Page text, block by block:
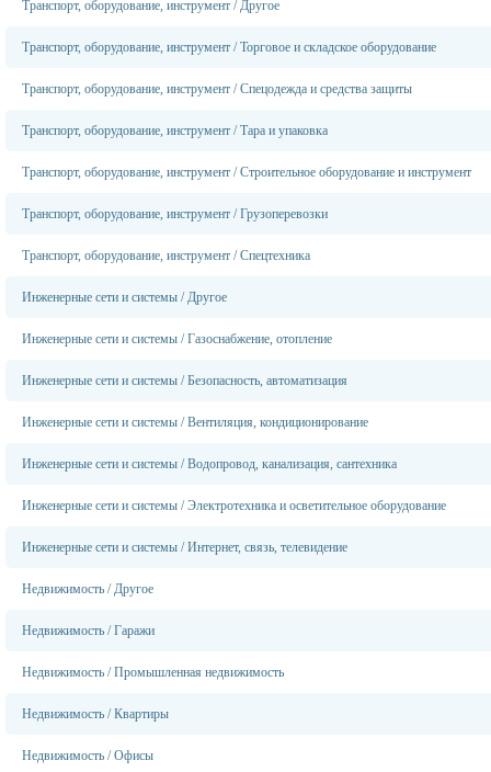
Транспорт, оборудование, инструмент /Другое
Транспорт, оборудование, инструмент /Торговое и складское оборудование
Транспорт, оборудование, инструмент /Спецодежда и средства защиты
Транспорт, оборудование, инструмент /Тара и упаковка
Транспорт, оборудование, инструмент /Строительное оборудование и инструмент
Транспорт, оборудование, инструмент /Грузоперевозки
Транспорт, оборудование, инструмент /Спецтехника
Инженерные сети и системы /Другое
Инженерные сети и системы /Газоснабжение, отопление
Инженерные сети и системы /Безопасность, автоматизация
Инженерные сети и системы /Вентиляция, кондиционирование
Инженерные сети и системы /Водопровод, канализация, сантехника
Инженерные сети и системы /Электротехника и осветительное оборудование
Инженерные сети и системы /Интернет, связь, телевидение
Недвижимость /Другое
Недвижимость /Гаражи
Недвижимость /Промышленная недвижимость
Недвижимость /Квартиры
Недвижимость /Офисы